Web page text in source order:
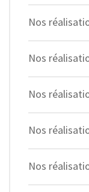
Nos
Nos
Nos
Nos
Nos